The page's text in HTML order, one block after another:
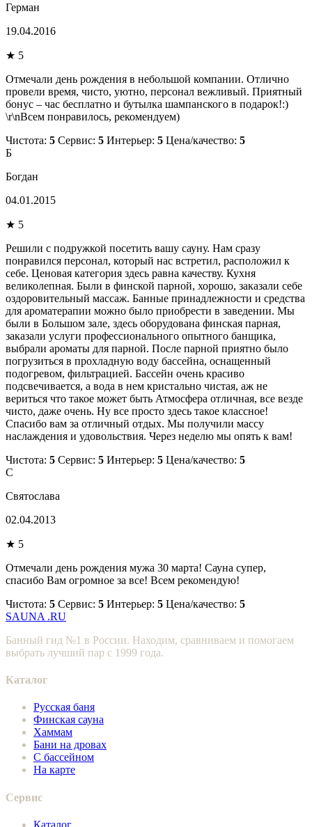
Герман
19.04.2016
★ 5
Отмечали день рождения в небольшой компании. Отлично
провели время, чисто, уютно, персонал вежливый. Приятный
бонус – час бесплатно и бутылка шампанского в подарок!:)
\r\nВсем понравилось, рекомендуем)
Чистота: 5 Сервис: 5 Интерьер: 5 Цена/качество: 5
Б
Богдан
04.01.2015
★ 5
Решили с подружкой посетить вашу сауну. Нам сразу
понравился персонал, который нас встретил, расположил к
себе. Ценовая категория здесь равна качеству. Кухня
великолепная. Были в финской парной, хорошо, заказали себе
оздоровительный массаж. Банные принадлежности и средства
для ароматерапии можно было приобрести в заведении. Мы
были в Большом зале, здесь оборудована финская парная,
заказали услуги профессионального опытного банщика,
выбрали ароматы для парной. После парной приятно было
погрузиться в прохладную воду бассейна, оснащенный
подогревом, фильтрацией. Бассейн очень красиво
подсвечивается, а вода в нем кристально чистая, аж не
вериться что такое может быть Атмосфера отличная, все везде
чисто, даже очень. Ну все просто здесь такое классное!
Спасибо вам за отличный отдых. Мы получили массу
наслаждения и удовольствия. Через неделю мы опять к вам!
Чистота: 5 Сервис: 5 Интерьер: 5 Цена/качество: 5
С
Святослава
02.04.2013
★ 5
Отмечали день рождения мужа 30 марта! Сауна супер,
спасибо Вам огромное за все! Всем рекомендую!
Чистота: 5 Сервис: 5 Интерьер: 5 Цена/качество: 5
SAUNA .RU
Банный гид №1 в России. Находим, сравниваем и помогаем
выбрать лучший пар с 1999 года.
Каталог
Русская баня
Финская сауна
Хаммам
Бани на дровах
С бассейном
На карте
Сервис
Каталог